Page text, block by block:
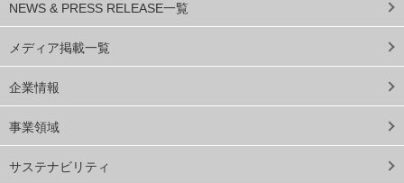
NEWS & PRESS RELEASE一覧
メディア掲載一覧
企業情報
事業領域
サステナビリティ